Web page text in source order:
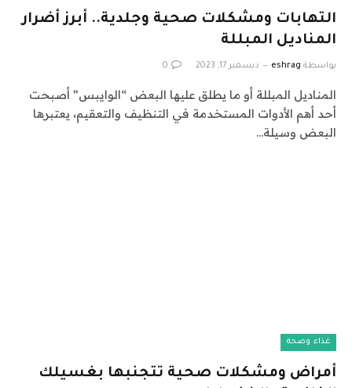
التهابات ومشكلات صحية وجلدية.. أبرز أضرار
المناديل المبللة
بواسطة eshrag ديسمبر 17, 2023 0
المناديل المبللة أو ما يطلق عليها البعض “الوايبس” أصبحت
أحد أهم الأدوات المستخدمة في التنظيف والتعقيم، يعتبرها
البعض وسيلة…
غذاء وصحة
أمراض ومشكلات صحية تتجنبها بغسيلك